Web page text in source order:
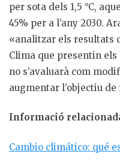
per sota dels 1,5 °C,
45% per a l’any 2030.
«analitzar els resultats
Clima que presentin els
no s’avaluarà com
augmentar l’objectiu de
Informació
Cambio climático: qué